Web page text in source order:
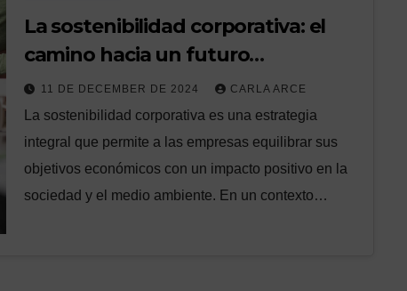
La sostenibilidad corporativa: el
camino hacia un futuro
responsable
11 DE DECEMBER DE 2024 CARLA ARCE
La sostenibilidad corporativa es una estrategia
integral que permite a las empresas equilibrar sus
objetivos económicos con un impacto positivo en la
sociedad y el medio ambiente. En un contexto…